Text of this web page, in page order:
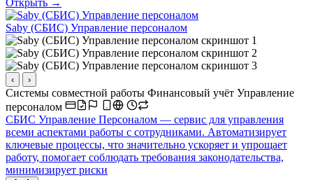
Saby (СБИС) Управление персоналом
‹ ›
Системы совместной работы Финансовый учёт Управление
персоналом
СБИС Управление Персоналом — сервис для управления
всеми аспектами работы с сотрудниками. Автоматизирует
ключевые процессы, что значительно ускоряет и упрощает
работу, помогает соблюдать требования законодательства,
минимизирует риски